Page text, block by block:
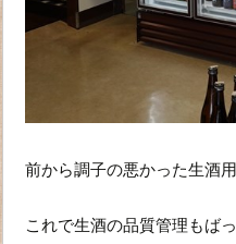
前から調子の悪かった生酒
これで生酒の品質管理もば